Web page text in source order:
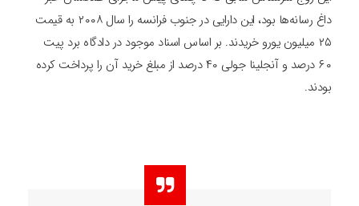
داغ رسانه‌ها بود، این دارایی در جنوب فرانسه را سال ۲۰۰۸ به قیمت
۲۵ میلیون یورو خریدند. بر اساس اسناد موجود در دادگاه برد پیت
۶۰ درصد و آنجلینا جولی ۴۰ درصد از مبلغ خرید آن را پرداخت کرده
بودند.